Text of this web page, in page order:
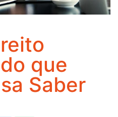
que
Saber